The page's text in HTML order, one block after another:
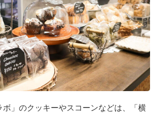
ボ」のクッキーやスコーンなどは、「横